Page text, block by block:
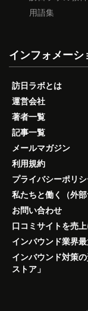
用語集
インフォメーシ
訪日ラボとは
運営会社
著者一覧
記事一覧
メールマガジン
利用規約
プライバシーポリ
私たちと働く（外部
お問い合わせ
口コミサイトを売
インバウンド業界
インバウンド対策
ストア」